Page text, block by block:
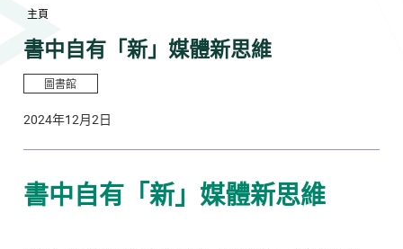
主頁
書中自有「新」媒體新思維
圖書館
2024年12月2日
書中自有「新」媒體新思維